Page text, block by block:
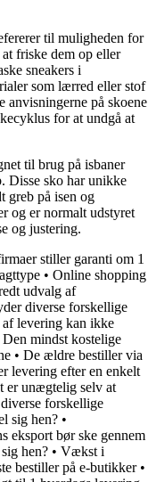
til muligheden for
friske dem op eller
sneakers i
som lærred eller stof
anvisningerne på skoene
for at undgå at
til brug på isbaner
Disse sko har unikke
greb på isen og
og er normalt udstyret
og justering.
stiller garanti om 1
• Online shopping
udvalg af
diverse forskellige
af levering kan ikke
Den mindst kostelige
• De ældre bestiller via
levering efter en enkelt
er unægtelig selv at
forskellige
sig hen? •
eksport bør ske gennem
hen? • Vækst i
bestiller på e-butikker•